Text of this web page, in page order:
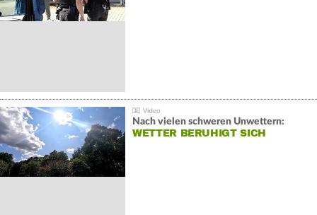
Nach vielen schweren Unwettern:
WETTER BERUHIGT SICH